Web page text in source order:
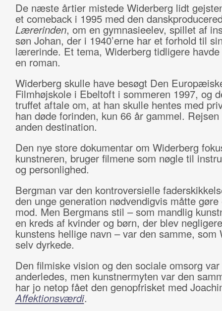
De næste årtier mistede Widerberg lidt
et comeback i 1995 med den
Lærerinden, om en gymnasieelev, spillet af
søn Johan, der i 1940’erne har et forhold til
lærerinde. Et tema, Widerberg tidligere
en roman.
Widerberg skulle have besøgt Den
Filmhøjskole i Ebeltoft i sommeren 1997, og
truffet aftale om, at han skulle hentes med
han døde forinden, kun 66 år gammel.
anden destination.
Den nye store dokumentar om Widerberg
kunstneren, bruger filmene som nøgle til
og personlighed.
Bergman var den kontroversielle
den unge generation nødvendigvis måtte gøre
mod. Men Bergmans stil – som mandlig
en kreds af kvinder og børn, der blev
kunstens hellige navn – var den samme, som
selv dyrkede.
Den filmiske vision og den sociale omsorg var
anderledes, men kunstnermyten var den
har jo netop fået den genopfrisket med
Affektionsværdi.